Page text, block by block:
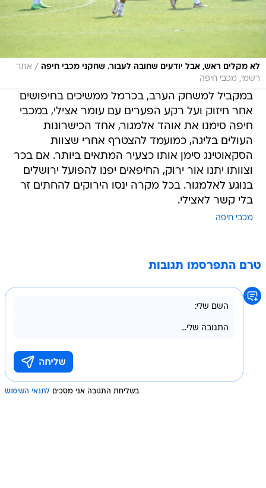
לא מקלים ראש, אבל יודעים שחובה לעבור. שחקני מכבי חיפה / אתר
רשמי, מכבי חיפה
במקביל למשחק הערב, בכרמל ממשיכים בחיפושים
אחר חיזוק ועל רקע הפערים עם עומר אצילי, במכבי
חיפה סימנו את אוהד אלמגור, אחד הכישרונות
העולים בליגה, כמועמד להצטרף אחרי שצוות
הסקאוטינג סימן אותו כצעיר המתאים ביותר. אם בכר
וצוותו יתנו אור ירוק, החיפאים יפנו להפועל ירושלים
בנוגע לאלמגור. בכל מקרה ינסו הירוקים להחתים זר
בלי קשר לאצילי.
מכבי חיפה
טרם התפרסמו תגובות
בשליחת התגובה אני מסכים לתנאי השימוש